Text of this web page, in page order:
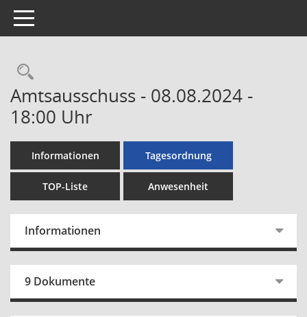
Toggle navigation
Rechercheauswahl
Amtsausschuss - 08.08.2024 -
18:00 Uhr
Informationen Tagesordnung
TOP-Liste Anwesenheit
Informationen
9 Dokumente